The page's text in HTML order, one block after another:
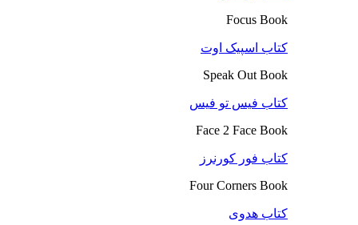
Focus Book
کتاب اسپیک اوت
Speak Out Book
کتاب فیس تو فیس
Face 2 Face Book
کتاب فور کورنرز
Four Corners Book
کتاب هدوی